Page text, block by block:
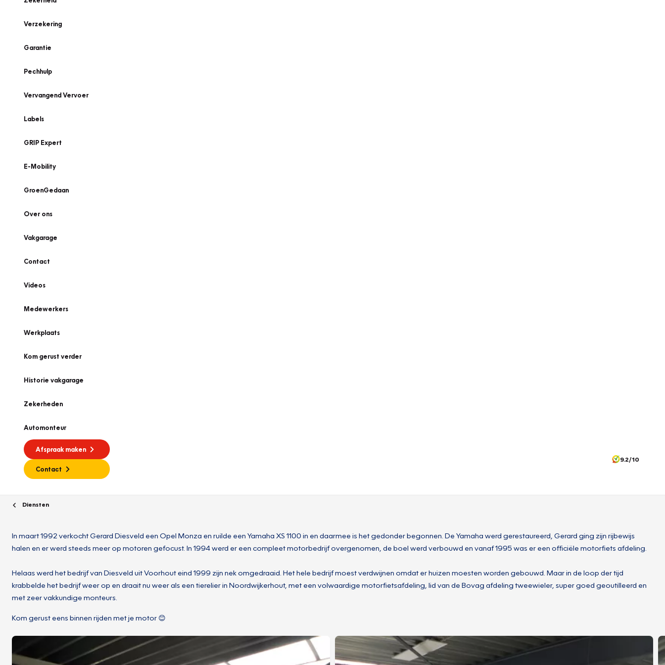
Verzekering
Garantie
Pechhulp
Vervangend Vervoer
Labels
GRIP Expert
E-Mobility
GroenGedaan
Over ons
Vakgarage
Contact
Videos
Medewerkers
Werkplaats
Kom gerust verder
Historie vakgarage
Zekerheden
Automonteur
Afspraak maken
Contact
9.2/10
Diensten
In maart 1992 verkocht Gerard Diesveld een Opel Monza en ruilde een Yamaha XS 1100 in en daarmee is het gedonder begonnen. De Yamaha werd gerestaureerd, Gerard ging zijn rijbewijs
halen en er werd steeds meer op motoren gefocust. In 1994 werd er een compleet motorbedrijf overgenomen, de boel werd verbouwd en vanaf 1995 was er een officiële motorfiets afdeling.
Helaas werd het bedrijf van Diesveld uit Voorhout eind 1999 zijn nek omgedraaid. Het hele bedrijf moest verdwijnen omdat er huizen moesten worden gebouwd. Maar in de loop der tijd
krabbelde het bedrijf weer op en draait nu weer als een tierelier in Noordwijkerhout, met een volwaardige motorfietsafdeling, lid van de Bovag afdeling tweewieler, super goed geoutilleerd en
met zeer vakkundige monteurs.
Kom gerust eens binnen rijden met je motor 😊